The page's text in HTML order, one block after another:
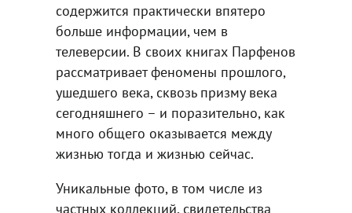
содержится практически впятеро
больше информации, чем в
телеверсии. В своих книгах Парфенов
рассматривает феномены прошлого,
ушедшего века, сквозь призму века
сегодняшнего – и поразительно, как
много общего оказывается между
жизнью тогда и жизнью сейчас.
Уникальные фото, в том числе из
частных коллекций, свидетельства